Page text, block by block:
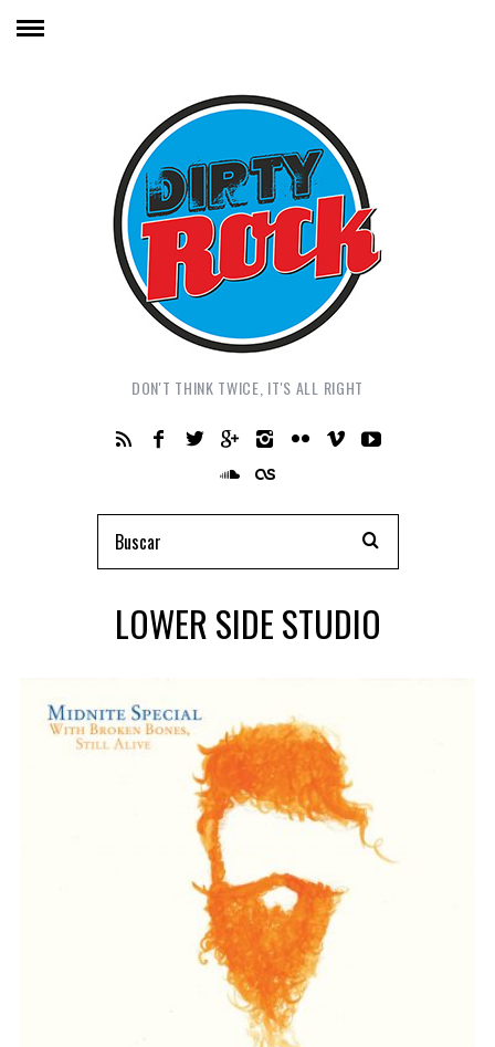
DON'T THINK TWICE, IT'S ALL RIGHT
LOWER SIDE STUDIO